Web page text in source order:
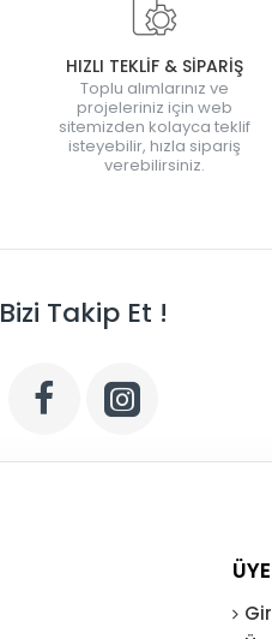
HIZLI TEKLİF & SİPARİŞ
Toplu alımlarınız ve
projeleriniz için web
sitemizden kolayca teklif
isteyebilir, hızla sipariş
verebilirsiniz.
Bizi Takip Et !
ÜYE